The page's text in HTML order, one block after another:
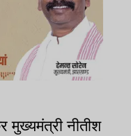
मुख्यमंत्री नीतीश